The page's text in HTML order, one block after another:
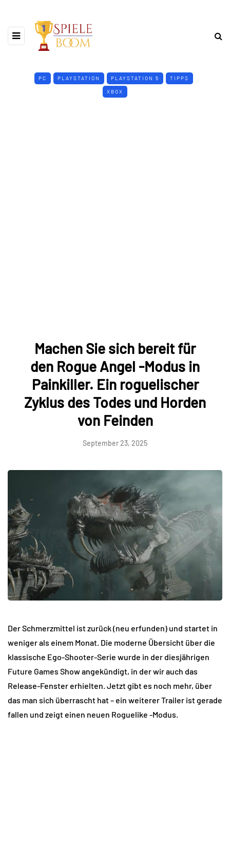
PC PLAYSTATION PLAYSTATION 5 TIPPS
XBOX
Machen Sie sich bereit für
den Rogue Angel -Modus in
Painkiller. Ein roguelischer
Zyklus des Todes und Horden
von Feinden
September 23, 2025
Der Schmerzmittel ist zurück (neu erfunden) und startet in
weniger als einem Monat. Die moderne Übersicht über die
klassische Ego-Shooter-Serie wurde in der diesjährigen
Future Games Show angekündigt, in der wir auch das
Release-Fenster erhielten. Jetzt gibt es noch mehr, über
das man sich überrascht hat – ein weiterer Trailer ist gerade
fallen und zeigt einen neuen Roguelike -Modus.